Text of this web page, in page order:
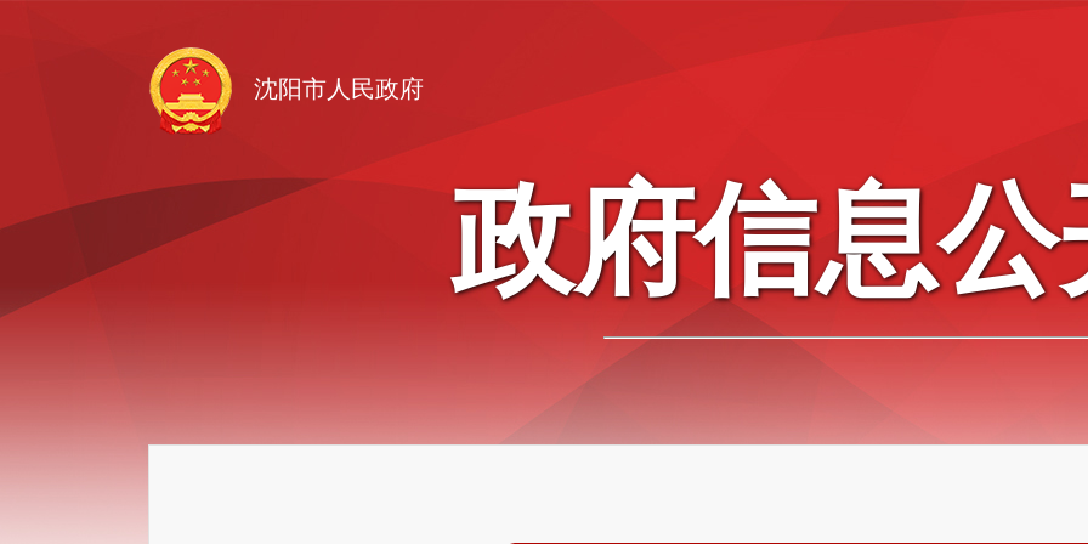
沈阳市人民政府
政府信息公